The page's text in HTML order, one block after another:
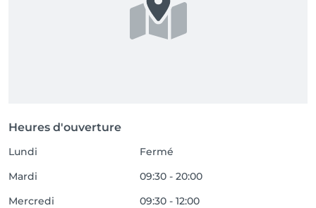
Heures d'ouverture
Lundi
Fermé
Mardi
09:30 - 20:00
Mercredi
09:30 - 12:00